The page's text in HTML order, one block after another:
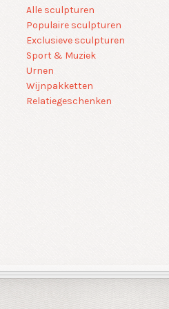
Alle sculpturen
Populaire sculpturen
Exclusieve sculpturen
Sport & Muziek
Urnen
Wijnpakketten
Relatiegeschenken